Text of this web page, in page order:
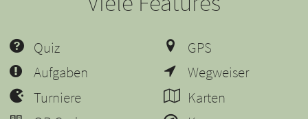
Quiz
Aufgaben
Turniere
GPS
Wegweiser
Karten